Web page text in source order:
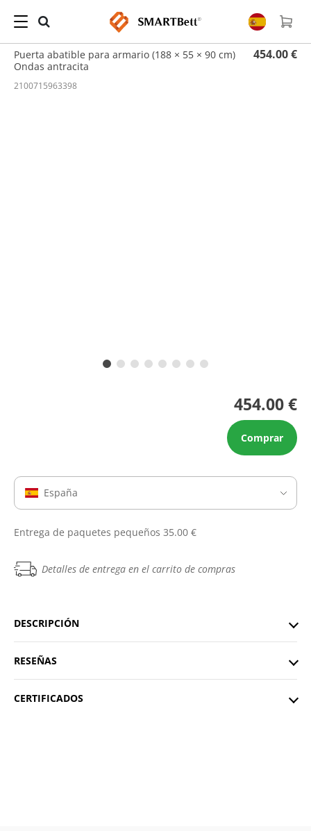
Hogar Puertas / Puerta abatible para armario (188 × 55 × 90 cm) Ondas antracita
Puerta abatible para armario (188 × 55 × 90 cm)
Ondas antracita
454.00 €
2100715963398
454.00 €
Comprar
España
Entrega de paquetes pequeños 35.00 €
Detalles de entrega en el carrito de compras
DESCRIPCIÓN
RESEÑAS
CERTIFICADOS